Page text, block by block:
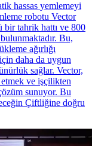
hassas yemlemeyi
robotu Vector
birtahrik hattı ve 800
bulunmaktadır. Bu,
ağırlığı
için daha da uygun
sağlar. Vector,
etmek ve işçilikten
sunuyor. Bu
Çiftliğine doğru